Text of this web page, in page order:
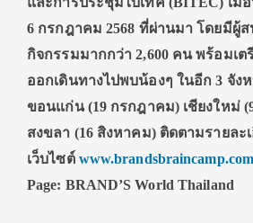
6 กรกฎาคม2568 ที่ผ่านมา โดยมีผู้ส
กิจกรรมมากกว่า2,600 คน พร้อมเต
ออกเดินทางไปพบน้องๆ ในอีก3 จัง
ขอนแก่น(19 กรกฎาคม) เชียงใหม่
สงขลา (16 สิงหาคม) ติดตามรายละ
เว็บไซต์ www.brandsbraincamp.com
Page: BRAND’S World Thailand